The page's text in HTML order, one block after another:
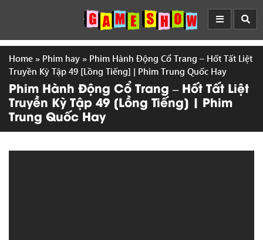
Home » Phim hay » Phim Hành Động Cổ Trang – Hốt Tất Liệt
Truyền Kỳ Tập 49 [Lồng Tiếng] | Phim Trung Quốc Hay
Phim Hành Động Cổ Trang – Hốt Tất Liệt
Truyền Kỳ Tập 49 [Lồng Tiếng] | Phim
Trung Quốc Hay